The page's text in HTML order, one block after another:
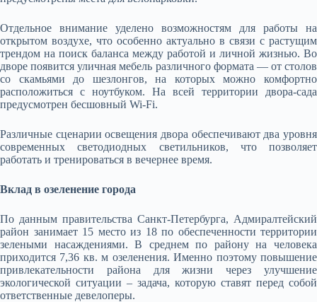
Отдельное внимание уделено возможностям для работы на
открытом воздухе, что особенно актуально в связи с растущим
трендом на поиск баланса между работой и личной жизнью. Во
дворе появится уличная мебель различного формата — от столов
со скамьями до шезлонгов, на которых можно комфортно
расположиться с ноутбуком. На всей территории двора-сада
предусмотрен бесшовный Wi-Fi.
Различные сценарии освещения двора обеспечивают два уровня
современных светодиодных светильников, что позволяет
работать и тренироваться в вечернее время.
Вклад в озеленение города
По данным правительства Санкт-Петербурга, Адмиралтейский
район занимает 15 место из 18 по обеспеченности территории
зелеными насаждениями. В среднем по району на человека
приходится 7,36 кв. м озеленения. Именно поэтому повышение
привлекательности района для жизни через улучшение
экологической ситуации – задача, которую ставят перед собой
ответственные девелоперы.